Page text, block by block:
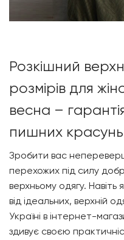
Розкішний
розмірів для
весна –
пишних красунь
Зробити вас
перехожих під силу
верхньому одягу.
від ідеальних, верхній
Україні в інтернет-
здивує своєю